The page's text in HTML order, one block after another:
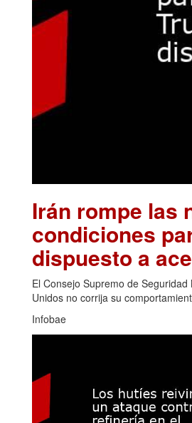
Irán rompe las
condiciones
dispuesto a
El Consejo Supremo de
Unidos no corrija su
Infobae